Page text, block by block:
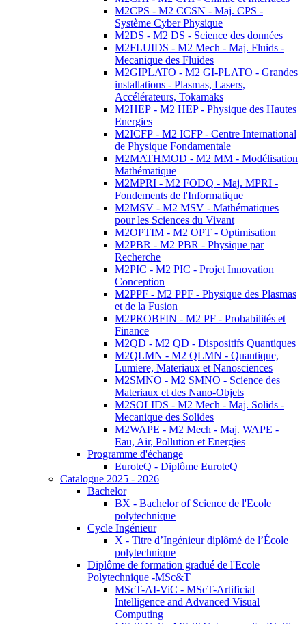
M2CPS - M2 CCSN - Maj. CPS -
Système Cyber Physique
M2DS - M2 DS - Science des données
M2FLUIDS - M2 Mech - Maj. Fluids -
Mecanique des Fluides
M2GIPLATO - M2 GI-PLATO - Grandes
installations - Plasmas, Lasers,
Accélérateurs, Tokamaks
M2HEP - M2 HEP - Physique des Hautes
Energies
M2ICFP - M2 ICFP - Centre International
de Physique Fondamentale
M2MATHMOD - M2 MM - Modélisation
Mathématique
M2MPRI - M2 FODQ - Maj. MPRI -
Fondements de l'Informatique
M2MSV - M2 MSV - Mathématiques
pour les Sciences du Vivant
M2OPTIM - M2 OPT - Optimisation
M2PBR - M2 PBR - Physique par
Recherche
M2PIC - M2 PIC - Projet Innovation
Conception
M2PPF - M2 PPF - Physique des Plasmas
et de la Fusion
M2PROBFIN - M2 PF - Probabilités et
Finance
M2QD - M2 QD - Dispositifs Quantiques
M2QLMN - M2 QLMN - Quantique,
Lumiere, Materiaux et Nanosciences
M2SMNO - M2 SMNO - Science des
Materiaux et des Nano-Objets
M2SOLIDS - M2 Mech - Maj. Solids -
Mecanique des Solides
M2WAPE - M2 Mech - Maj. WAPE -
Eau, Air, Pollution et Energies
Programme d'échange
EuroteQ - Diplôme EuroteQ
Catalogue 2025 - 2026
Bachelor
BX - Bachelor of Science de l'Ecole
polytechnique
Cycle Ingénieur
X - Titre d’Ingénieur diplômé de l’École
polytechnique
Diplôme de formation gradué de l'Ecole
Polytechnique -MSc&T
MScT-AI-ViC - MScT-Artificial
Intelligence and Advanced Visual
Computing